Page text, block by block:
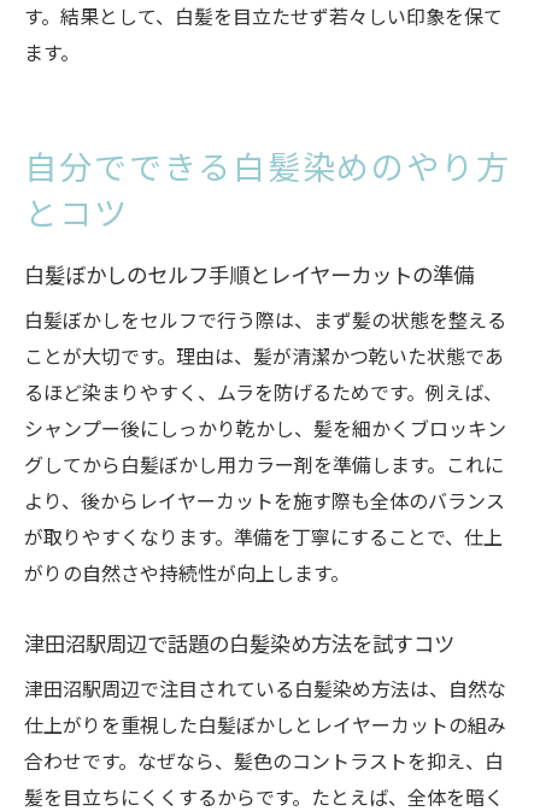
す。結果として、白髪を目立たせず若々しい印象を保て
ます。
自分でできる白髪染めのやり方
とコツ
白髪ぼかしのセルフ手順とレイヤーカットの準備
白髪ぼかしをセルフで行う際は、まず髪の状態を整える
ことが大切です。理由は、髪が清潔かつ乾いた状態であ
るほど染まりやすく、ムラを防げるためです。例えば、
シャンプー後にしっかり乾かし、髪を細かくブロッキン
グしてから白髪ぼかし用カラー剤を準備します。これに
より、後からレイヤーカットを施す際も全体のバランス
が取りやすくなります。準備を丁寧にすることで、仕上
がりの自然さや持続性が向上します。
津田沼駅周辺で話題の白髪染め方法を試すコツ
津田沼駅周辺で注目されている白髪染め方法は、自然な
仕上がりを重視した白髪ぼかしとレイヤーカットの組み
合わせです。なぜなら、髪色のコントラストを抑え、白
髪を目立ちにくくするからです。たとえば、全体を暗く